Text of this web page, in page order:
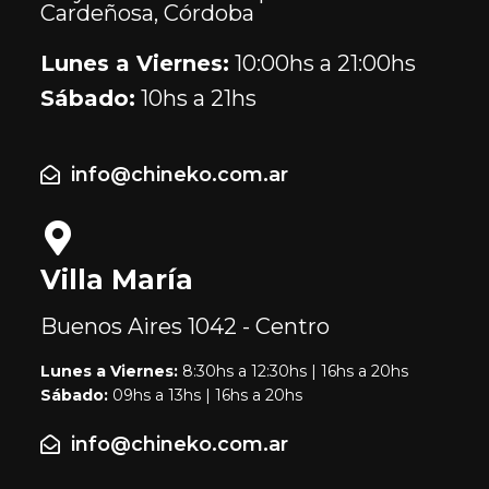
Cardeñosa, Córdoba
Lunes a Viernes: 10:00hs a 21:00hs
Sábado: 10hs a 21hs
info@chineko.com.ar
Villa María
Buenos Aires1042 - Centro
Lunes a Viernes: 8:30hs a 12:30hs | 16hs a 20hs
Sábado: 09hs a 13hs | 16hs a 20hs
info@chineko.com.ar